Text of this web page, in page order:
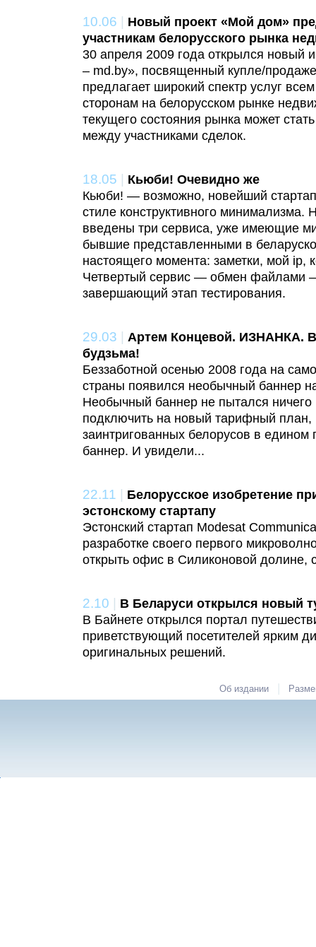
10.06 | Новый проект «Мой дом»
участникам белорусского рынка
30 апреля 2009 года открылся новый
– md.by», посвященный купле/
предлагает широкий спектр услуг
сторонам на белорусском рынке
текущего состoяния рынка может
между участниками сделок.
18.05 | Кьюби! Очевидно же
Кьюби! — возможно, новейший
стиле конструктивного
введены три сервиса, уже имеющие
бывшие представленными в
настоящего момента: заметки, мой ip,
Четвертый сервис — обмен файлами
завершающий этап тестирования.
29.03 | Артем Концевой. ИЗНАНКА.
будзьма!
Беззаботной осенью 2008 года на
страны появился необычный баннер
Необычный баннер не пытался ничего
подключить на новый тарифный план,
заинтригованных белорусов в едином
баннер. И увидели...
22.11 | Белорусское изобретение
эстонскому стартапу
Эстонский стартап Modesat
разработке своего первого
открыть офис в Силиконовой долине,
2.10 | В Беларуси открылся новый
В Байнете открылся портал
приветствующий посетителей ярким
оригинальных решений.
Об издании |